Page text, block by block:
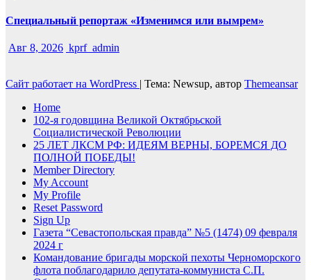
Специальный репортаж «Изменимся или вымрем»
Авг 8, 2026 kprf_admin
Сайт работает на WordPress | Тема: Newsup, автор Themeansar
Home
102-я годовщина Великой Октябрьской
Социалистической Революции
25 ЛЕТ ЛКСМ РФ: ИДЕЯМ ВЕРНЫ, БОРЕМСЯ ДО
ПОЛНОЙ ПОБЕДЫ!
Member Directory
My Account
My Profile
Reset Password
Sign Up
Газета “Севастопольская правда” №5 (1474) 09 февраля
2024 г
Командование бригады морской пехоты Черноморского
флота поблагодарило депутата-коммуниста С.П.